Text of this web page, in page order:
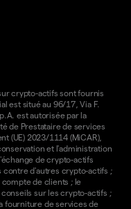
crypto-actifs sont fournis
est situé au 96/17, Via F.
est autorisée par la
de Prestataire de services
(UE) 2023/1114 (MiCAR),
et l'administration
de crypto-actifs
contre d'autres crypto-actifs ;
de clients ; le
sur les crypto-actifs ;
fourniture de services de